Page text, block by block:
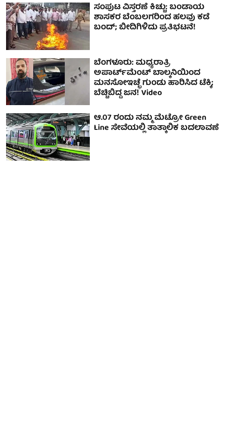
ಸಂಪುಟ ವಿಸ್ತರಣೆ ಕಿಚ್ಚು: ಬಂಡಾಯ
ಶಾಸಕರ ಬೆಂಬಲಗರಿಂದ ಹಲವು ಕಡೆ
ಬಂದ್; ಬೀದಿಗಿಳಿದು ಪ್ರತಿಭಟನೆ!
ಬೆಂಗಳೂರು: ಮಧ್ಯರಾತ್ರಿ
ಅಪಾರ್ಟ್‌ಮೆಂಟ್‌ ಬಾಲ್ಕನಿಯಿಂದ
ಮನಸೋಇಚ್ಛೆ ಗುಂಡು ಹಾರಿಸಿದ ಟೆಕ್ಕಿ;
ಬೆಚ್ಚಿಬಿದ್ದ ಜನ! Video
ಆ.07 ರಂದು ನಮ್ಮ ಮೆಟ್ರೋ Green
Line ಸೇವೆಯಲ್ಲಿ ತಾತ್ಕಾಲಿಕ ಬದಲಾವಣೆ